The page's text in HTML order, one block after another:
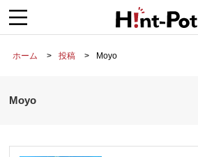
ホーム 投稿 Moyo
Moyo